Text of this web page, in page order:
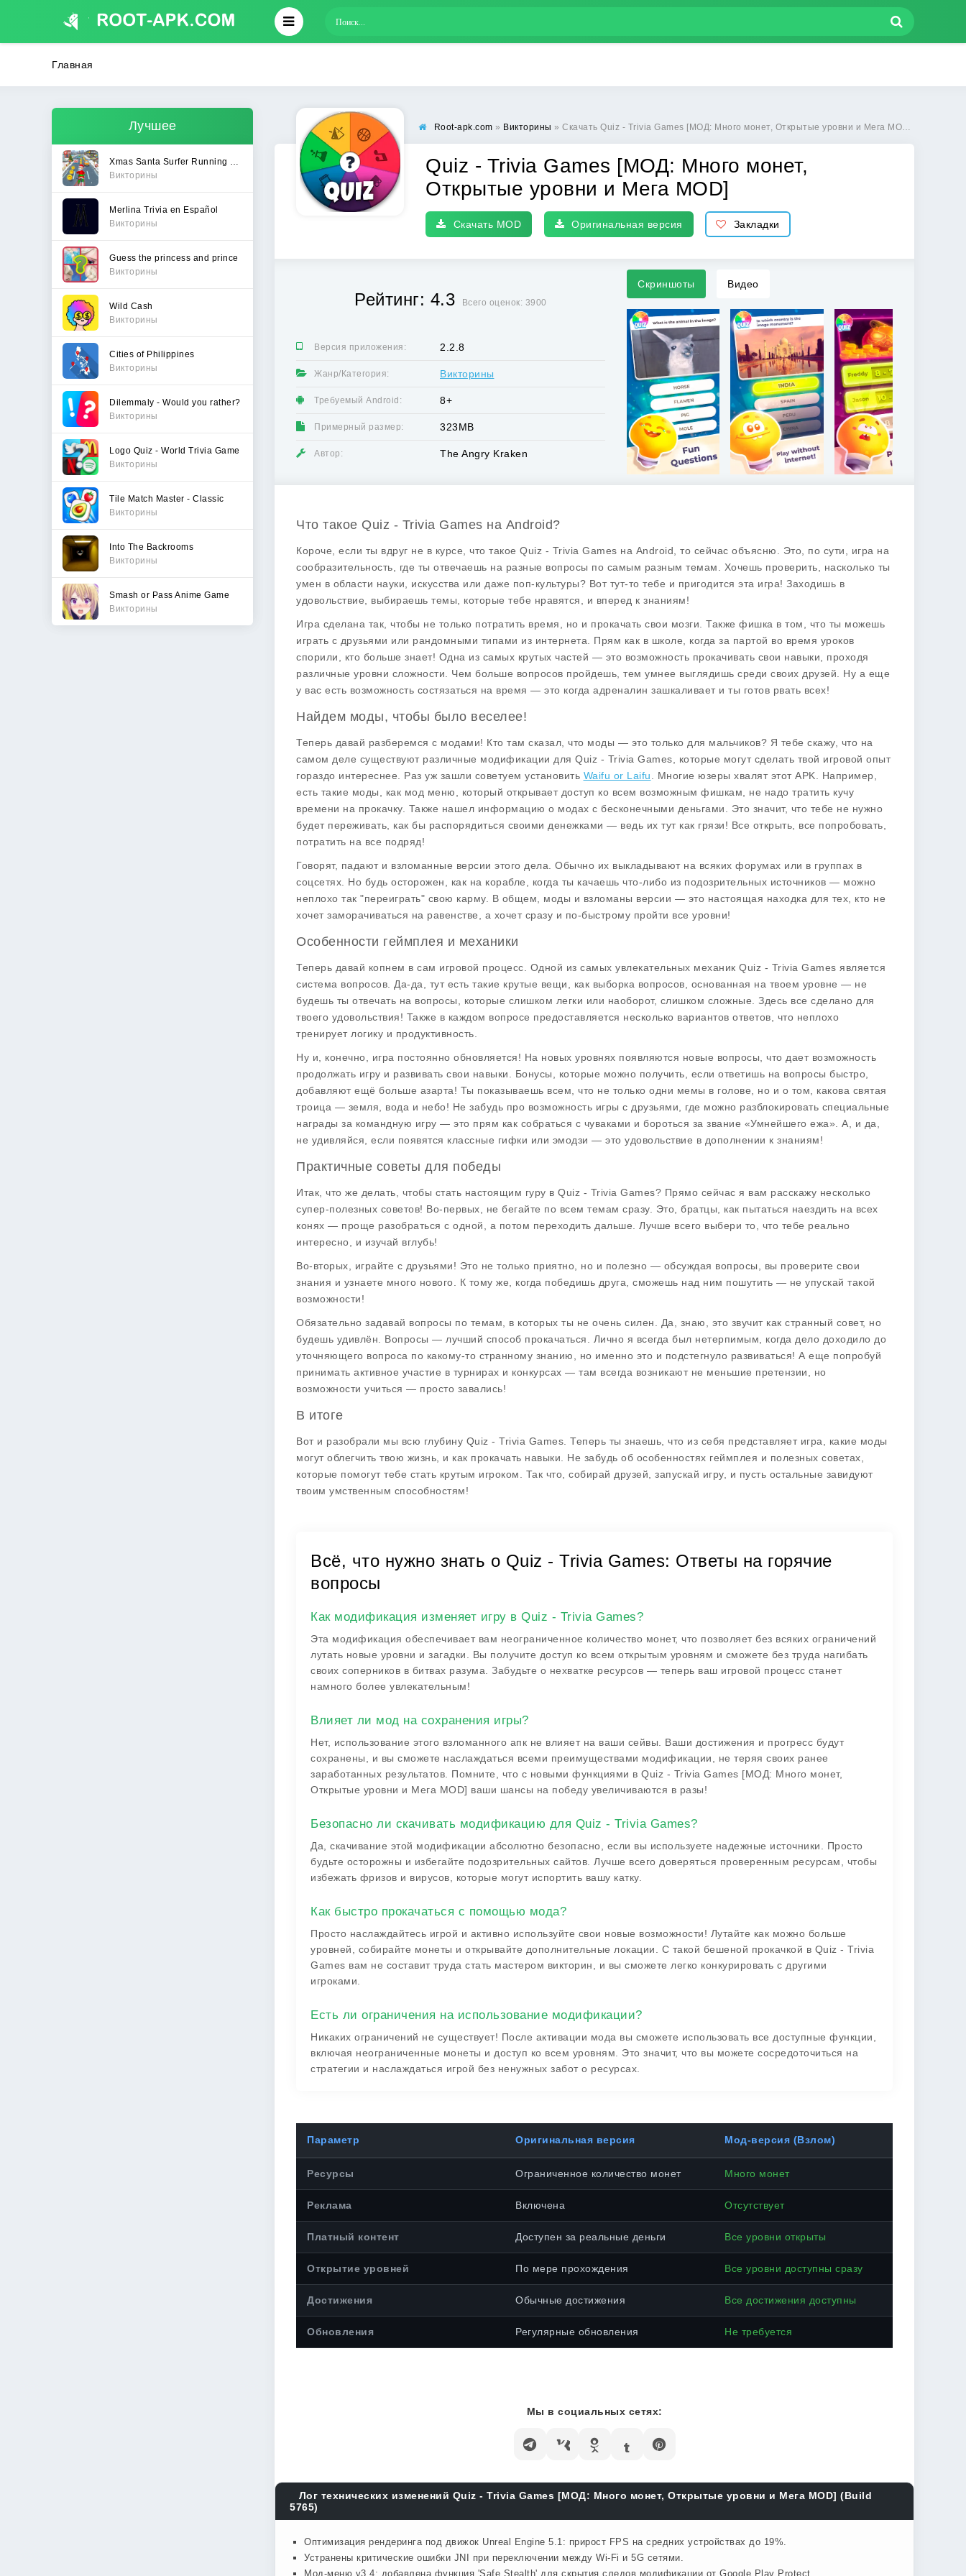
Главная
Лучшее
Викторины
Merlina Trivia en Español
Викторины
Guess the princess and prince
Викторины
Wild Cash
Викторины
Cities of Philippines
Викторины
Dilemmaly - Would you rather?
Викторины
Logo Quiz - World Trivia Game
Викторины
Tile Match Master - Classic
Викторины
Into The Backrooms
Викторины
Smash or Pass Anime Game
Викторины
Root-apk.com » Викторины » Скачать Quiz - Trivia Games [МОД: Много монет, Открытые уровни и Мега MOD] | Взлом Quiz - Trivia Games на Андроид
Quiz - Trivia Games [МОД: Много монет,
Открытые уровни и Мега MOD]
Скачать MOD Оригинальная версия Закладки
Рейтинг: 4.3 Всего оценок: 3900
Версия приложения: 2.2.8
Жанр/Категория: Викторины
Требуемый Android: 8+
Примерный размер: 323MB
Автор: The Angry Kraken
Скриншоты Видео
Что такое Quiz - Trivia Games на Android?
Короче, если ты вдруг не в курсе, что такое Quiz - Trivia Games на Android, то сейчас объясню. Это, по сути, игра на
сообразительность, где ты отвечаешь на разные вопросы по самым разным темам. Хочешь проверить, насколько ты
умен в области науки, искусства или даже поп-культуры? Вот тут-то тебе и пригодится эта игра! Заходишь в
удовольствие, выбираешь темы, которые тебе нравятся, и вперед к знаниям!
Игра сделана так, чтобы не только потратить время, но и прокачать свои мозги. Также фишка в том, что ты можешь
играть с друзьями или рандомными типами из интернета. Прям как в школе, когда за партой во время уроков
спорили, кто больше знает! Одна из самых крутых частей — это возможность прокачивать свои навыки, проходя
различные уровни сложности. Чем больше вопросов пройдешь, тем умнее выглядишь среди своих друзей. Ну а еще
у вас есть возможность состязаться на время — это когда адреналин зашкаливает и ты готов рвать всех!
Найдем моды, чтобы было веселее!
Теперь давай разберемся с модами! Кто там сказал, что моды — это только для мальчиков? Я тебе скажу, что на
самом деле существуют различные модификации для Quiz - Trivia Games, которые могут сделать твой игровой опыт
гораздо интереснее. Раз уж зашли советуем установить Waifu or Laifu . Многие юзеры хвалят этот APK. Например,
есть такие моды, как мод меню, который открывает доступ ко всем возможным фишкам, не надо тратить кучу
времени на прокачку. Также нашел информацию о модах с бесконечными деньгами. Это значит, что тебе не нужно
будет переживать, как бы распорядиться своими денежками — ведь их тут как грязи! Все открыть, все попробовать,
потратить на все подряд!
Говорят, падают и взломанные версии этого дела. Обычно их выкладывают на всяких форумах или в группах в
соцсетях. Но будь осторожен, как на корабле, когда ты качаешь что-либо из подозрительных источников — можно
неплохо так "переиграть" свою карму. В общем, моды и взломаны версии — это настоящая находка для тех, кто не
хочет заморачиваться на равенстве, а хочет сразу и по-быстрому пройти все уровни!
Особенности геймплея и механики
Теперь давай копнем в сам игровой процесс. Одной из самых увлекательных механик Quiz - Trivia Games является
система вопросов. Да-да, тут есть такие крутые вещи, как выборка вопросов, основанная на твоем уровне — не
будешь ты отвечать на вопросы, которые слишком легки или наоборот, слишком сложные. Здесь все сделано для
твоего удовольствия! Также в каждом вопросе предоставляется несколько вариантов ответов, что неплохо
тренирует логику и продуктивность.
Ну и, конечно, игра постоянно обновляется! На новых уровнях появляются новые вопросы, что дает возможность
продолжать игру и развивать свои навыки. Бонусы, которые можно получить, если ответишь на вопросы быстро,
добавляют ещё больше азарта! Ты показываешь всем, что не только одни мемы в голове, но и о том, какова святая
троица — земля, вода и небо! Не забудь про возможность игры с друзьями, где можно разблокировать специальные
награды за командную игру — это прям как собраться с чуваками и бороться за звание «Умнейшего ежа». А, и да,
не удивляйся, если появятся классные гифки или эмодзи — это удовольствие в дополнении к знаниям!
Практичные советы для победы
Итак, что же делать, чтобы стать настоящим гуру в Quiz - Trivia Games? Прямо сейчас я вам расскажу несколько
супер-полезных советов! Во-первых, не бегайте по всем темам сразу. Это, братцы, как пытаться наездить на всех
конях — проще разобраться с одной, а потом переходить дальше. Лучше всего выбери то, что тебе реально
интересно, и изучай вглубь!
Во-вторых, играйте с друзьями! Это не только приятно, но и полезно — обсуждая вопросы, вы проверите свои
знания и узнаете много нового. К тому же, когда победишь друга, сможешь над ним пошутить — не упускай такой
возможности!
Обязательно задавай вопросы по темам, в которых ты не очень силен. Да, знаю, это звучит как странный совет, но
будешь удивлён. Вопросы — лучший способ прокачаться. Лично я всегда был нетерпимым, когда дело доходило до
уточняющего вопроса по какому-то странному знанию, но именно это и подстегнуло развиваться! А еще попробуй
принимать активное участие в турнирах и конкурсах — там всегда возникают не меньшие претензии, но
возможности учиться — просто завались!
В итоге
Вот и разобрали мы всю глубину Quiz - Trivia Games. Теперь ты знаешь, что из себя представляет игра, какие моды
могут облегчить твою жизнь, и как прокачать навыки. Не забудь об особенностях геймплея и полезных советах,
которые помогут тебе стать крутым игроком. Так что, собирай друзей, запускай игру, и пусть остальные завидуют
твоим умственным способностям!
Всё, что нужно знать о Quiz - Trivia Games: Ответы на горячие
вопросы
Как модификация изменяет игру в Quiz - Trivia Games?
Эта модификация обеспечивает вам неограниченное количество монет, что позволяет без всяких ограничений
лутать новые уровни и загадки. Вы получите доступ ко всем открытым уровням и сможете без труда нагибать
своих соперников в битвах разума. Забудьте о нехватке ресурсов — теперь ваш игровой процесс станет
намного более увлекательным!
Влияет ли мод на сохранения игры?
Нет, использование этого взломанного апк не влияет на ваши сейвы. Ваши достижения и прогресс будут
сохранены, и вы сможете наслаждаться всеми преимуществами модификации, не теряя своих ранее
заработанных результатов. Помните, что с новыми функциями в Quiz - Trivia Games [МОД: Много монет,
Открытые уровни и Мега MOD] ваши шансы на победу увеличиваются в разы!
Безопасно ли скачивать модификацию для Quiz - Trivia Games?
Да, скачивание этой модификации абсолютно безопасно, если вы используете надежные источники. Просто
будьте осторожны и избегайте подозрительных сайтов. Лучше всего доверяться проверенным ресурсам, чтобы
избежать фризов и вирусов, которые могут испортить вашу катку.
Как быстро прокачаться с помощью мода?
Просто наслаждайтесь игрой и активно используйте свои новые возможности! Лутайте как можно больше
уровней, собирайте монеты и открывайте дополнительные локации. С такой бешеной прокачкой в Quiz - Trivia
Games вам не составит труда стать мастером викторин, и вы сможете легко конкурировать с другими
игроками.
Есть ли ограничения на использование модификации?
Никаких ограничений не существует! После активации мода вы сможете использовать все доступные функции,
включая неограниченные монеты и доступ ко всем уровням. Это значит, что вы можете сосредоточиться на
стратегии и наслаждаться игрой без ненужных забот о ресурсах.
Параметр Оригинальная версия Мод-версия (Взлом)
Ресурсы Ограниченное количество монет Много монет
Реклама Включена Отсутствует
Платный контент Доступен за реальные деньги Все уровни открыты
Открытие уровней По мере прохождения Все уровни доступны сразу
Достижения Обычные достижения Все достижения доступны
Обновления Регулярные обновления Не требуется
Мы в социальных сетях:
Лог технических изменений Quiz - Trivia Games [МОД: Много монет, Открытые уровни и Мега MOD] (Build
5765)
Оптимизация рендеринга под движок Unreal Engine 5.1: прирост FPS на средних устройствах до 19%.
Устранены критические ошибки JNI при переключении между Wi-Fi и 5G сетями.
Мод-меню v3.4: добавлена функция 'Safe Stealth' для скрытия следов модификации от Google Play Protect.